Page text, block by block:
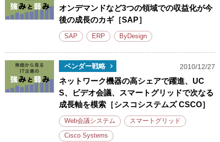
オンデマンドなど3つの領域での収益化が今
後の成長のカギ［SAP］
SAP ERP ByDesign
ベンダー戦略 2010/12/27
ネットワーク機器の高シェアで躍進、UC
S、ビデオ会議、スマートグリッドで次なる
成長軸を模索［シスコシステムズ CSCO］
Web会議システム スマートグリッド
Cisco Systems